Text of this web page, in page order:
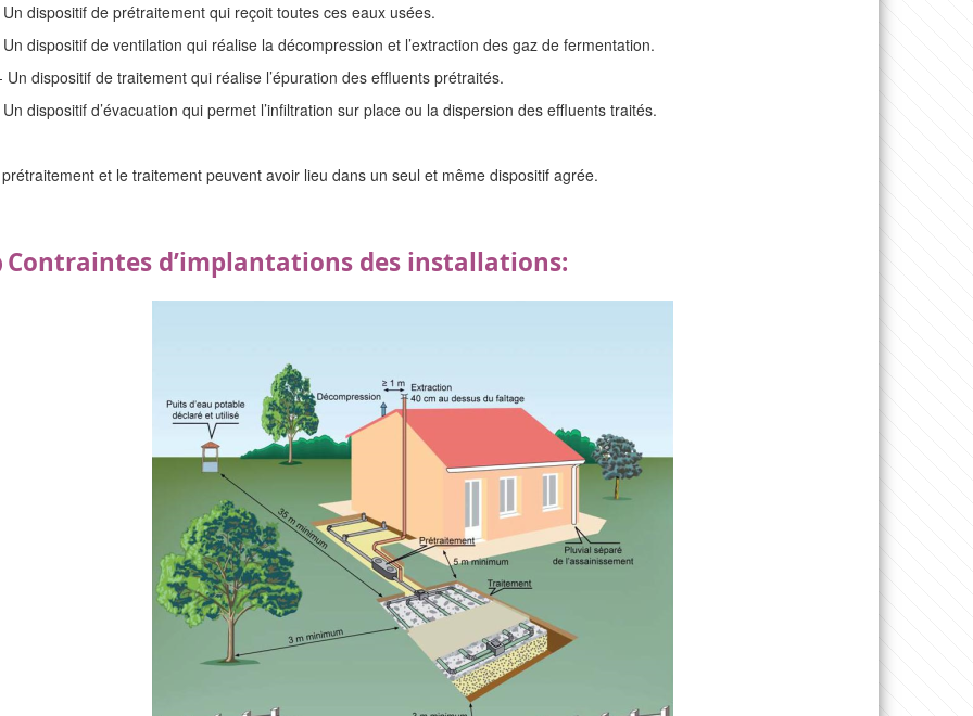
Un dispositif de prétraitement qui reçoit toutes ces eaux usées.
Un dispositif de ventilation qui réalise la décompression et l’extraction des gaz de fermentation.
dispositif de traitement qui réalise l’épuration des effluents prétraités.
dispositif d’évacuation qui permet l’infiltration sur place ou la dispersion des effluents traités.
et le traitement peuvent avoir lieu dans un seul et même dispositif agrée.
Contraintes d’implantations des installations: